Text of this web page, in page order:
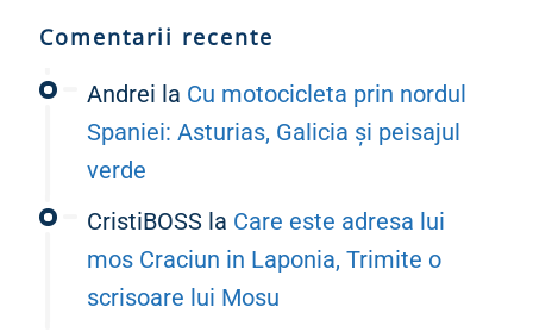
Comentarii recente
Andrei la Cu motocicleta prin nordul
Spaniei: Asturias, Galicia și peisajul
verde
CristiBOSS la Care este adresa lui
mos Craciun in Laponia, Trimite o
scrisoare lui Mosu